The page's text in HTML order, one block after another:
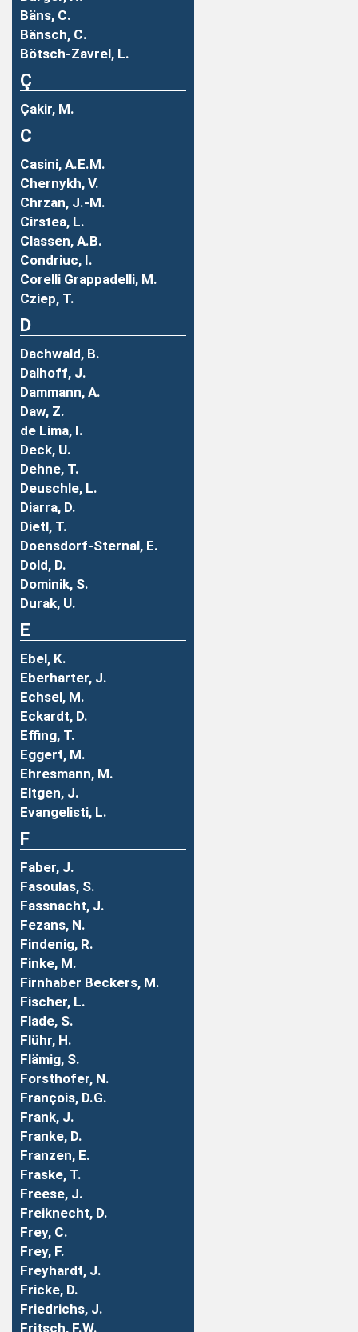
Bäns, C.
Bänsch, C.
Bötsch-Zavrel, L.
Ç
Çakir, M.
C
Casini, A.E.M.
Chernykh, V.
Chrzan, J.-M.
Cirstea, L.
Classen, A.B.
Condriuc, I.
Corelli Grappadelli, M.
Cziep, T.
D
Dachwald, B.
Dalhoff, J.
Dammann, A.
Daw, Z.
de Lima, I.
Deck, U.
Dehne, T.
Deuschle, L.
Diarra, D.
Dietl, T.
Doensdorf-Sternal, E.
Dold, D.
Dominik, S.
Durak, U.
E
Ebel, K.
Eberharter, J.
Echsel, M.
Eckardt, D.
Effing, T.
Eggert, M.
Ehresmann, M.
Eltgen, J.
Evangelisti, L.
F
Faber, J.
Fasoulas, S.
Fassnacht, J.
Fezans, N.
Findenig, R.
Finke, M.
Firnhaber Beckers, M.
Fischer, L.
Flade, S.
Flühr, H.
Flämig, S.
Forsthofer, N.
François, D.G.
Frank, J.
Franke, D.
Franzen, E.
Fraske, T.
Freese, J.
Freiknecht, D.
Frey, C.
Frey, F.
Freyhardt, J.
Fricke, D.
Friedrichs, J.
Fritsch, F.W.